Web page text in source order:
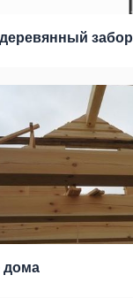
забор
дома